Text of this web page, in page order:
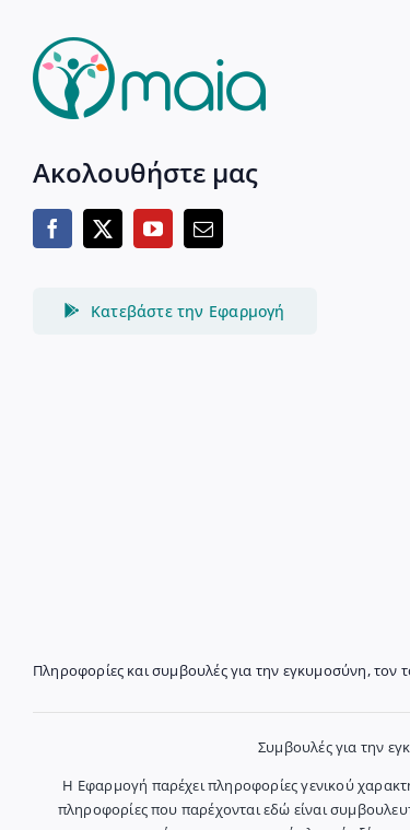
Ακολουθήστε μας
Κατεβάστε την Εφαρμογή
Πληροφορίες και συμβουλές για την εγκυμοσύνη, τον
Συμβουλές για την
Η Εφαρμογή παρέχει πληροφορίες γενικού
πληροφορίες που παρέχονται εδώ είναι